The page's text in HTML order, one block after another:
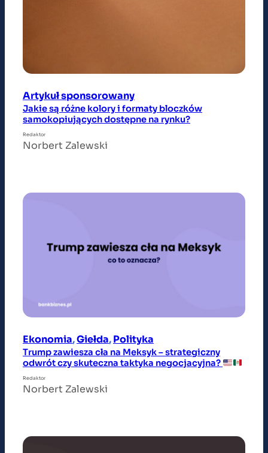
Artykuł sponsorowany
Jakie są różne kolory i formaty bloczków
samokopiujących dostępne na rynku?
Redaktor
Norbert Zalewski
Ekonomia, Giełda, Polityka
Trump zawiesza cła na Meksyk – strategiczny
odwrót czy skuteczna taktyka negocjacyjna?
Redaktor
Norbert Zalewski